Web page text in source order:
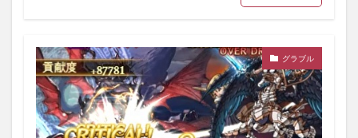
グラブル